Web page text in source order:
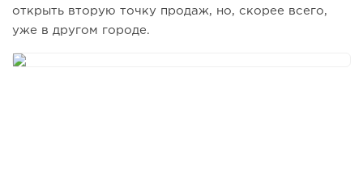
открыть вторую точку продаж, но, скорее всего,
уже в другом городе.